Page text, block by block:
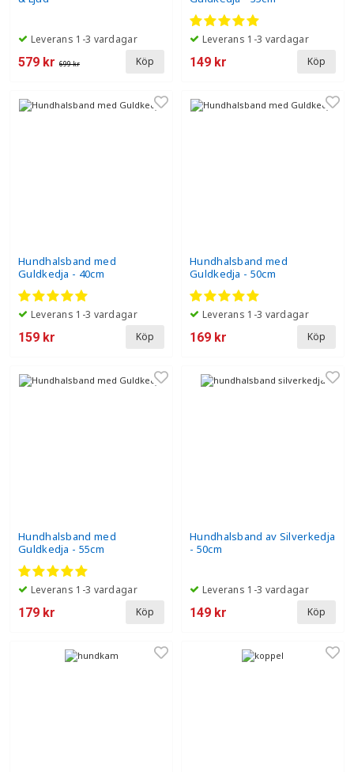
Leverans 1-3 vardagar
579 kr 699 kr Köp
Leverans 1-3 vardagar
149 kr Köp
Hundhalsband med
Guldkedja - 40cm
Leverans 1-3 vardagar
159 kr Köp
Hundhalsband med
Guldkedja - 50cm
Leverans 1-3 vardagar
169 kr Köp
Hundhalsband med
Guldkedja - 55cm
Leverans 1-3 vardagar
179 kr Köp
Hundhalsband av Silverkedja
- 50cm
Leverans 1-3 vardagar
149 kr Köp